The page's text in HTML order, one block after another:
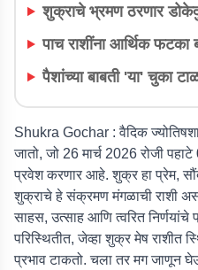
शुक्राचे भ्रमण ठरणार
पाच राशींना आर्थिक
पैशांच्या बाबती 'या' चुका
Shukra Gochar : वैदिक
जातो, जो 26 मार्च 2026 रोजी
प्रवेश करणार आहे. शुक्र हा प्रेम,
शुक्राचे हे संक्रमण मंगळाची राशी
साहस, उत्साह आणि त्वरित निर्णयांचे
परिस्थितीत, जेव्हा शुक्र मेष राशीत
प्रभाव टाकतो. चला तर मग जाणून